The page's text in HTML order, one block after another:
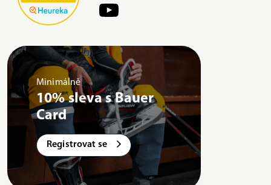
Minimálně
10% sleva s Bauer
Card
Registrovat se